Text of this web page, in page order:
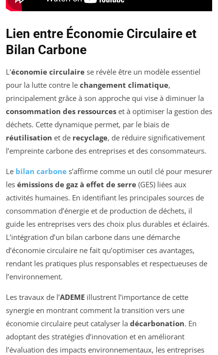
Lien entre Économie Circulaire et
Bilan Carbone
L’économie circulaire se révèle être un modèle essentiel
pour la lutte contre le changement climatique,
principalement grâce à son approche qui vise à diminuer la
consommation des ressources et à optimiser la gestion des
déchets. Cette dynamique permet, par le biais de
réutilisation et de recyclage, de réduire significativement
l’empreinte carbone des entreprises et des consommateurs.
Le bilan carbone s’affirme comme un outil clé pour mesurer
les émissions de gaz à effet de serre (GES) liées aux
activités humaines. En identifiant les principales sources de
consommation d’énergie et de production de déchets, il
guide les entreprises vers des choix plus durables et éclairés.
L’intégration d’un bilan carbone dans une démarche
d’économie circulaire ne fait qu’optimiser ces avantages,
rendant les pratiques plus responsables et respectueuses de
l’environnement.
Les travaux de l’ADEME illustrent l’importance de cette
synergie en montrant comment la transition vers une
économie circulaire peut catalyser la décarbonation. En
adoptant des stratégies d’innovation et en améliorant
l’évaluation des impacts environnementaux, les entreprises